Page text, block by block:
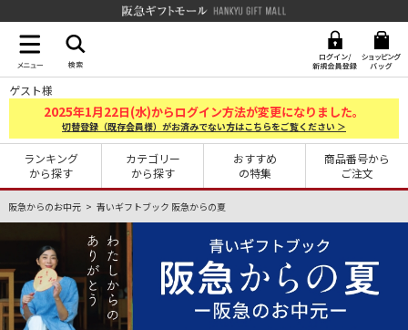
ゲスト様
2025年1月22日(水)からログイン方法が変更になりました。
切替登録（既存会員様）がお済みでない方はこちらをご覧ください ＞
ランキング
から探す
カテゴリー
から探す
おすすめ
の特集
商品番号から
ご注文
阪急からのお中元 青いギフトブック 阪急からの夏